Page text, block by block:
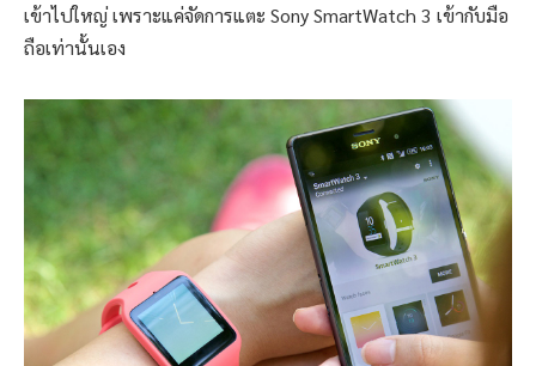
เข้าไปใหญ่ เพราะแค่จัดการแตะ Sony SmartWatch 3 เข้ากับมือ
ถือเท่านั้นเอง